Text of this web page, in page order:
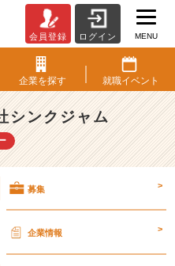
会員登録 ログイン MENU
企業を探す 就職イベント
シンクジャム
募集 >
企業情報 >